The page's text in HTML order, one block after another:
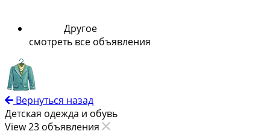
Другое
смотреть все объявления
Вернуться назад
Детская одежда и обувь
View 23 объявления